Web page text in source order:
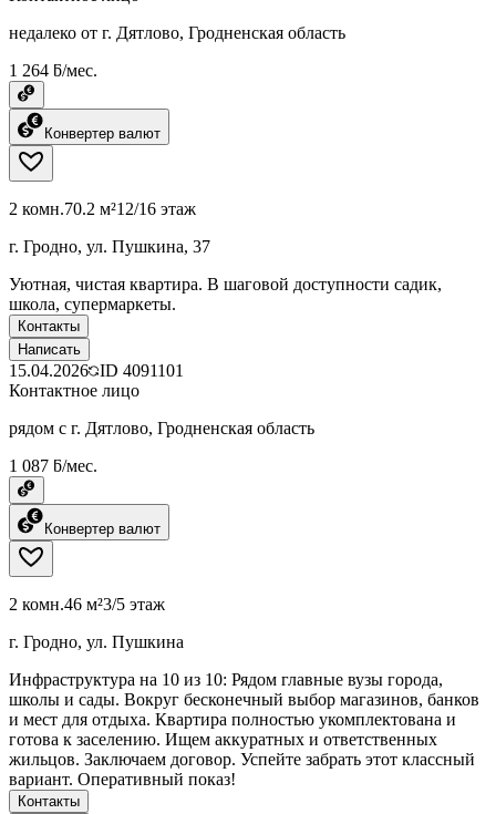
недалеко от г. Дятлово, Гродненская область
1 264 ƃ/мес.
Конвертер валют
2 комн.70.2 м²12/16 этаж
г. Гродно, ул. Пушкина, 37
Уютная, чистая квартира. В шаговой доступности садик,
школа, супермаркеты.
Контакты
Написать
15.04.2026 ID 4091101
Контактное лицо
рядом с г. Дятлово, Гродненская область
1 087 ƃ/мес.
Конвертер валют
2 комн.46 м²3/5 этаж
г. Гродно, ул. Пушкина
Инфраструктура на 10 из 10: Рядом главные вузы города,
школы и сады. Вокруг бесконечный выбор магазинов, банков
и мест для отдыха. Квартира полностью укомплектована и
готова к заселению. Ищем аккуратных и ответственных
жильцов. Заключаем договор. Успейте забрать этот классный
вариант. Оперативный показ!
Контакты